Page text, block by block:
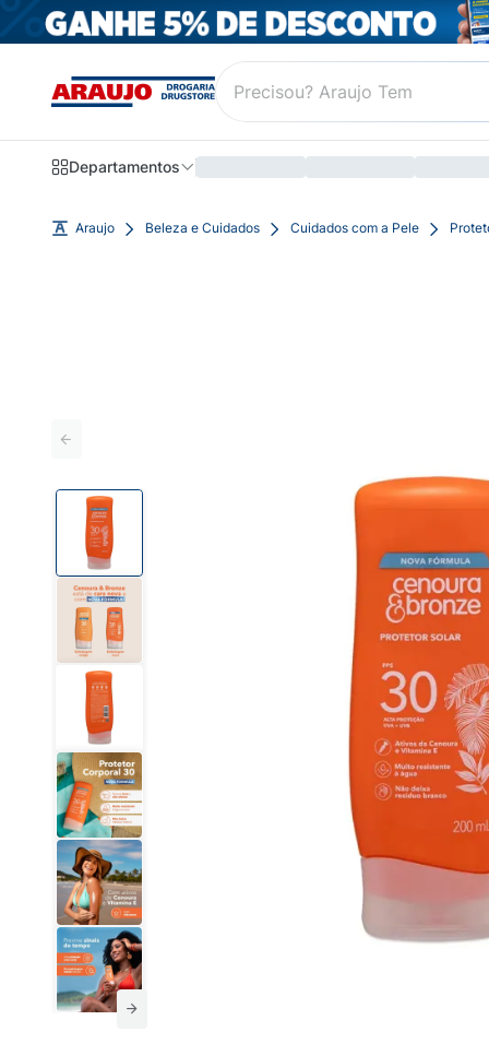
Departamentos
Araujo Beleza e Cuidados Cuidados com a Pele